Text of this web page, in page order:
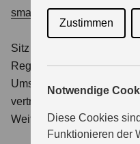
Zustimmen
Notwendige
Diese Cookies
Funktionieren der
SERVICE
ÜBER UNS
smart@weitkamp.de
Sitz der Gesellschaft:
Registergericht:
Umsatzsteuer-Ident.-Nr:
vertreten durch den
Weitkamp